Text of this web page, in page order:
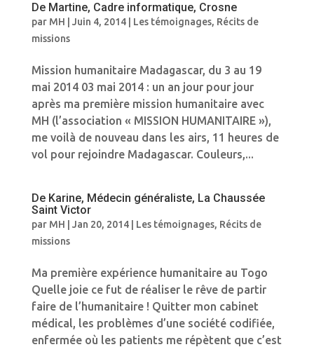
De Martine, Cadre informatique, Crosne
par MH Juin 4, 2014| Les témoignages, Récits de
missions
Mission humanitaire Madagascar, du 3 au 19
mai 2014 03 mai 2014 : un an jour pour jour
après ma première mission humanitaire avec
MH (l’association « MISSION HUMANITAIRE »),
me voilà de nouveau dans les airs, 11 heures de
vol pour rejoindre Madagascar. Couleurs,...
De Karine, Médecin généraliste, La Chaussée
Saint Victor
par MH Jan 20, 2014| Les témoignages, Récits de
missions
Ma première expérience humanitaire au Togo
Quelle joie ce fut de réaliser le rêve de partir
faire de l’humanitaire ! Quitter mon cabinet
médical, les problèmes d’une société codifiée,
enfermée où les patients me répètent que c’est